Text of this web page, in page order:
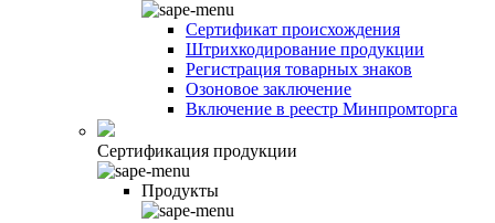
Сертификат происхождения
Штрихкодирование продукции
Регистрация товарных знаков
Озоновое заключение
Включение в реестр Минпромторга
Сертификация продукции
Продукты